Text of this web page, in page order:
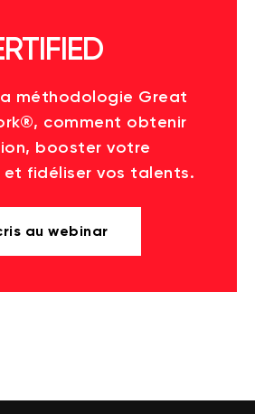
méthodologie Great
comment obtenir
booster votre
fidéliser vos talents.
au webinar